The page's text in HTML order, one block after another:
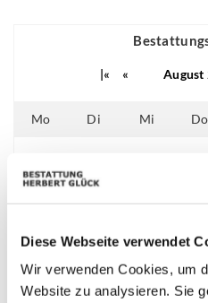
Diese Webseite verwendet
Wir verwenden Cookies, um
Website zu analysieren. Sie
|« « August
Mo Di Mi Do
03 04 05 06
10 11 12 13
17 19